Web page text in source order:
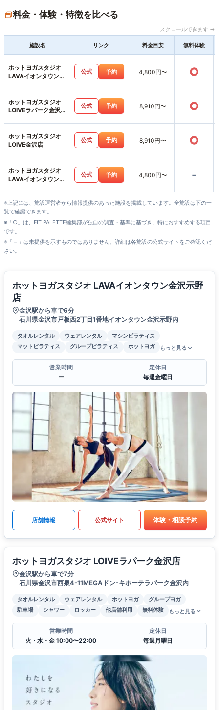
料金・体験・特徴を比べる
スクロールできます →
施設名 リンク 料金目安 無料体験
ホットヨガスタジオ
LAVAイオンタウン金
公式 予約 4,800円〜 ○
ホットヨガスタジオ
LOIVEラパーク金沢
公式 予約 8,910円〜 ○
ホットヨガスタジオ
LOIVE金沢店
公式 予約 8,910円〜 ○
ホットヨガスタジオ
LAVAイオンタウン
公式 予約 4,800円〜 -
※上記には、施設運営者から情報提供のあった施設を掲載しています。全施設は下の一
覧で確認できます。
※「○」は、FIT PALETTE編集部が独自の調査・基準に基づき、特におすすめする項目
です。
※「－」は未提供を示すものではありません。詳細は各施設の公式サイトをご確認くだ
さい。
ホットヨガスタジオ LAVAイオンタウン金沢示野
店
金沢駅から車で6分
石川県金沢市戸板西2丁目1番地イオンタウン金沢示野内
タオルレンタル ウェアレンタル
マシンピラティス
マットピラティス
グループピラティス ホットヨガ もっと見る
営業時間
ー
定休日
毎週金曜日
店舗情報 公式サイト 体験・相談予約
ホットヨガスタジオ LOIVEラパーク金沢店
金沢駅から車で7分
石川県金沢市西泉4-11MEGAドン･キホーテラパーク金沢内
タオルレンタル ウェアレンタル ホットヨガ
グループヨガ
駐車場
シャワー ロッカー 他店舗利用 無料体験 もっと見る
営業時間
火・水・金 10:00〜22:00
定休日
毎週月曜日